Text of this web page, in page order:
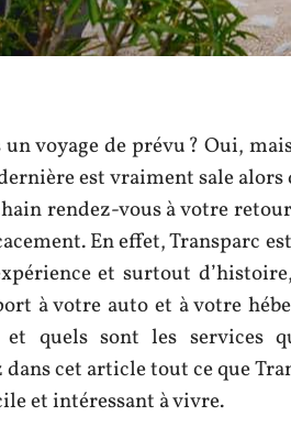
voyage de prévu ? Oui,
est vraiment sale
rendez-vous à votre
En effet, Transparc
et surtout
à votre auto et à votre
et quels sont les services
dans cet article tout ce que
et intéressant à vivre.